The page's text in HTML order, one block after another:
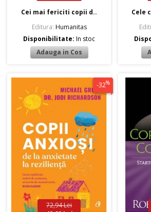
Cei mai fericiti copii d..
Editura: Humanitas
Disponibilitate:In stoc
Cele
-32%
72,94 Lei